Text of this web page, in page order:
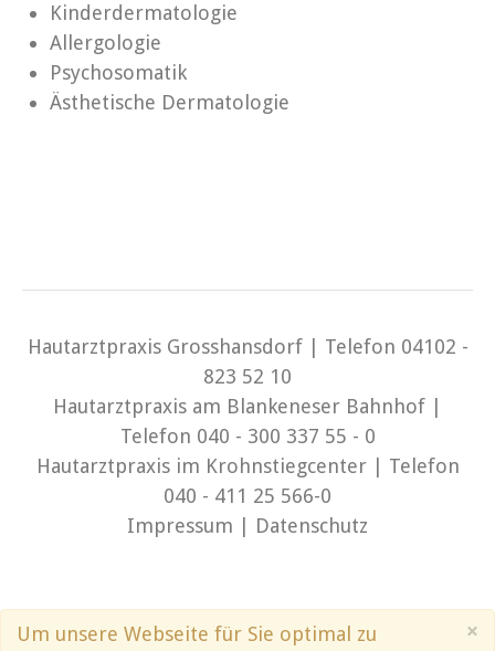
Kinderdermatologie
Allergologie
Psychosomatik
Ästhetische Dermatologie
Hautarztpraxis Grosshansdorf | Telefon 04102 -
823 52 10
Hautarztpraxis am Blankeneser Bahnhof |
Telefon 040 - 300 337 55 - 0
Hautarztpraxis im Krohnstiegcenter | Telefon
040 - 411 25 566-0
Impressum | Datenschutz
×
Um unsere Webseite für Sie optimal zu